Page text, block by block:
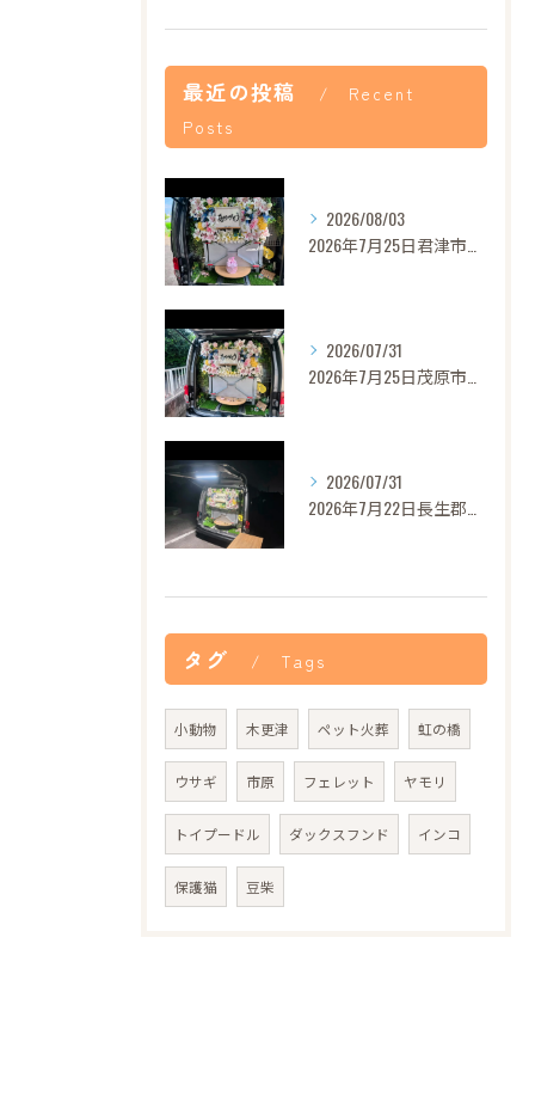
最近の投稿
Recent
Posts
2026/08/03
2026/07/31
2026/07/31
タグ Tags
小動物 木更津 ペット火葬 虹の橋
ウサギ 市原 フェレット ヤモリ
トイプードル ダックスフンド インコ
保護猫 豆柴